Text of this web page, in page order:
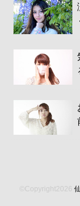
©Copyright2026